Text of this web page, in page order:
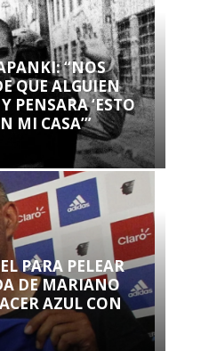
“NOS
QUE ALGUIEN
PENSARA ‘ESTO
MI CASA’”
PARA PELEAR
DE MARIANO
AZUL CON